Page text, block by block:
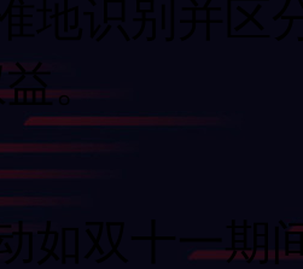
地识别并区
。
如双十一期